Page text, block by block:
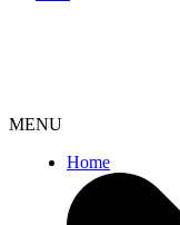
MENU
Home